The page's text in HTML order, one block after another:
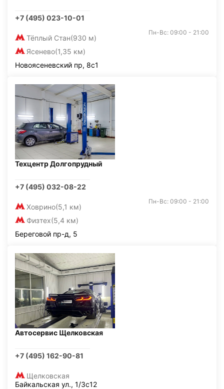
+7 (495) 023-10-01
Тёплый Стан(930 м)
Ясенево(1,35 км)
Пн-Вс: 09:00 - 21:00
Новоясеневский пр, 8с1
Техцентр Долгопрудный
+7 (495) 032-08-22
Ховрино(5,1 км)
Физтех(5,4 км)
Пн-Вс: 09:00 - 21:00
Береговой пр-д, 5
Автосервис Щелковская
+7 (495) 162-90-81
Щелковская
Байкальская ул., 1/3с12